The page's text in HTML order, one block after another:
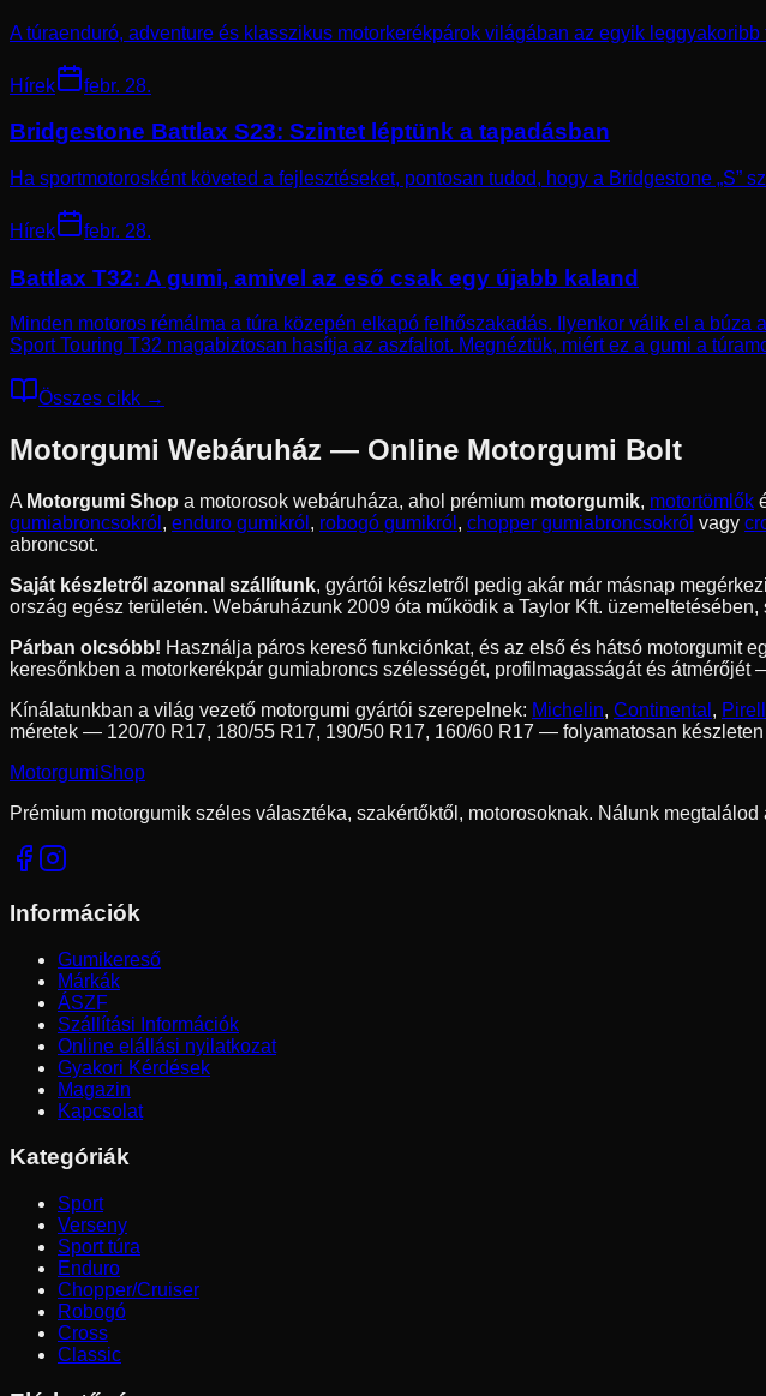
A túraenduró, adventure és klasszikus motorkerékpárok világában az egyik
Hírek febr. 28.
Bridgestone Battlax S23: Szintet léptünk a tapadásban
Ha sportmotorosként követed a fejlesztéseket, pontosan tudod, hogy a Bridgestone „S”
Hírek febr. 28.
Battlax T32: A gumi, amivel az eső csak egy újabb kaland
Minden motoros rémálma a túra közepén elkapó felhőszakadás. Ilyenkor válik el a
Sport Touring T32 magabiztosan hasítja az aszfaltot. Megnéztük, miért ez a gumi a
Összes cikk →
Motorgumi Webáruház — Online Motorgumi Bolt
A Motorgumi Shop a motorosok webáruháza, ahol prémium motorgumik, motortömlők
gumiabroncsokról , enduro gumikról , robogó gumikról , chopper gumiabroncsokról vagy
abroncsot.
Saját készletről azonnal szállítunk, gyártói készletről pedig akár már másnap
ország egész területén. Webáruházunk 2009 óta működik a Taylor Kft.
Párban olcsóbb! Használja páros kereső funkciónkat, és az első és hátsó motorgumit
keresőnkben a motorkerékpár gumiabroncs szélességét, profilmagasságát és
Kínálatunkban a világ vezető motorgumi gyártói szerepelnek: Michelin, Continental ,
méretek — 120/70 R17, 180/55 R17, 190/50 R17, 160/60 R17 — folyamatosan készleten
MotorgumiShop
Prémium motorgumik széles választéka, szakértőktől, motorosoknak. Nálunk
Információk
Gumikereső
Márkák
ÁSZF
Szállítási Információk
Online elállási nyilatkozat
Gyakori Kérdések
Magazin
Kapcsolat
Kategóriák
Sport
Verseny
Sport túra
Enduro
Chopper/Cruiser
Robogó
Cross
Classic